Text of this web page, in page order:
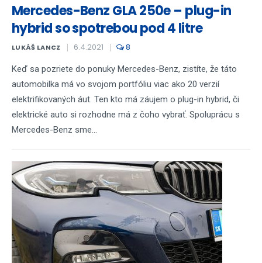
Mercedes-Benz GLA 250e – plug-in
hybrid so spotrebou pod 4 litre
LUKÁŠ LANCZ 6.4.2021 8
Keď sa pozriete do ponuky Mercedes-Benz, zistíte, že táto
automobilka má vo svojom portfóliu viac ako 20 verzií
elektrifikovaných áut. Ten kto má záujem o plug-in hybrid, či
elektrické auto si rozhodne má z čoho vybrať. Spoluprácu s
Mercedes-Benz sme...